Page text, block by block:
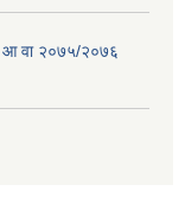
आ वा २०७५/२०७६